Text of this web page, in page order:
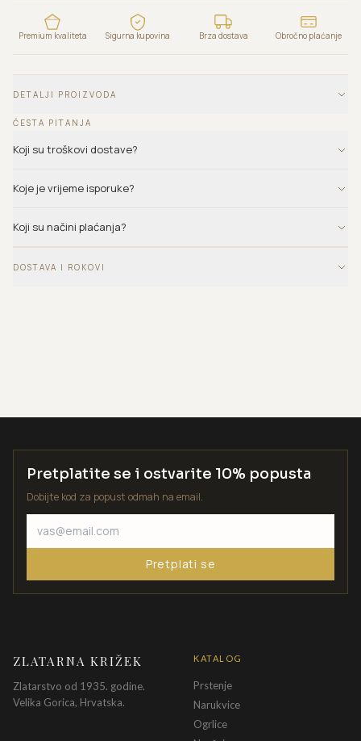
Premium kvaliteta Sigurna kupovina Brza dostava Obročno plaćanje
DETALJI PROIZVODA
ČESTA PITANJA
Koji su troškovi dostave?
Koje je vrijeme isporuke?
Koji su načini plaćanja?
DOSTAVA I ROKOVI
Pretplatite se i ostvarite 10% popusta
Dobijte kod za popust odmah na email.
Pretplati se
ZLATARNA KRIŽEK
Zlatarstvo od 1935. godine.
Velika Gorica, Hrvatska.
KATALOG
Prstenje
Narukvice
Ogrlice